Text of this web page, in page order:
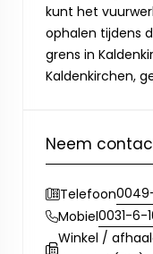
kunt het
ophalen tijdens
grens in
Kaldenkirchen,
Neem
Telefoon0049-
Mobiel0031-6-
Winkel /